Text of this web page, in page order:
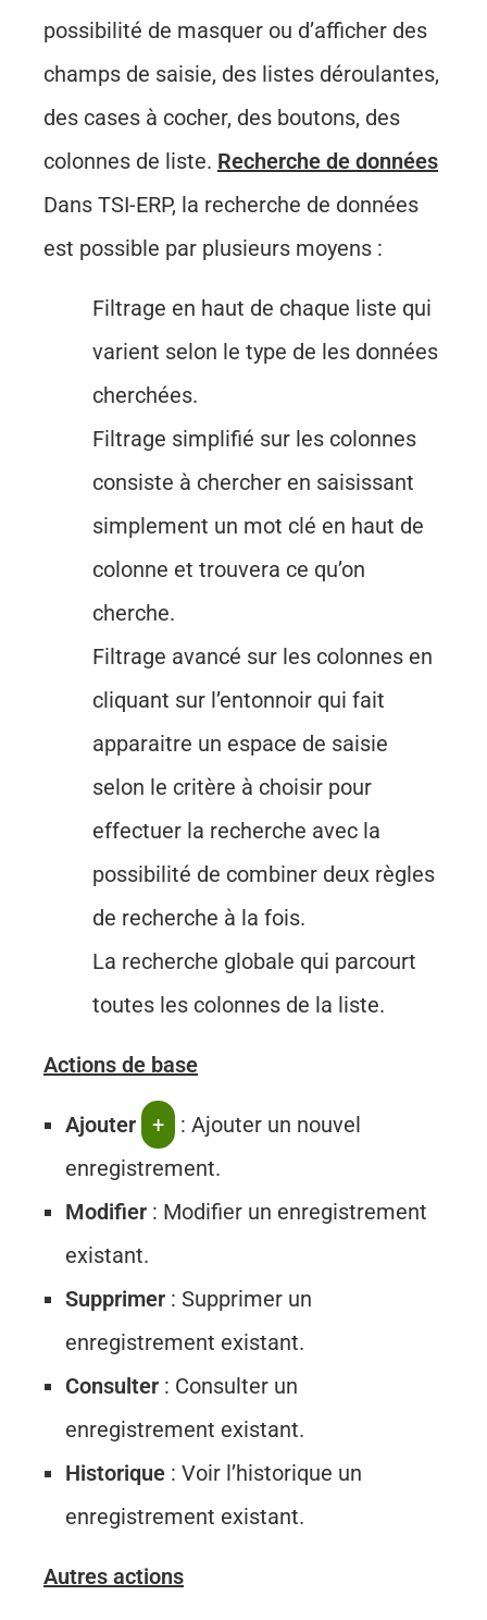
possibilité de masquer ou d’afficher des
champs de saisie, des listes déroulantes,
des cases à cocher, des boutons, des
colonnes de liste. Recherche de données
Dans TSI-ERP, la recherche de données
est possible par plusieurs moyens :
Filtrage en haut de chaque liste qui
varient selon le type de les données
cherchées.
Filtrage simplifié sur les colonnes
consiste à chercher en saisissant
simplement un mot clé en haut de
colonne et trouvera ce qu’on
cherche.
Filtrage avancé sur les colonnes en
cliquant sur l’entonnoir qui fait
apparaitre un espace de saisie
selon le critère à choisir pour
effectuer la recherche avec la
possibilité de combiner deux règles
de recherche à la fois.
La recherche globale qui parcourt
toutes les colonnes de la liste.
Actions de base
Ajouter +
: Ajouter un nouvel
enregistrement.
Modifier : Modifier un enregistrement
existant.
Supprimer : Supprimer un
enregistrement existant.
Consulter : Consulter un
enregistrement existant.
Historique : Voir l’historique un
enregistrement existant.
Autres actions